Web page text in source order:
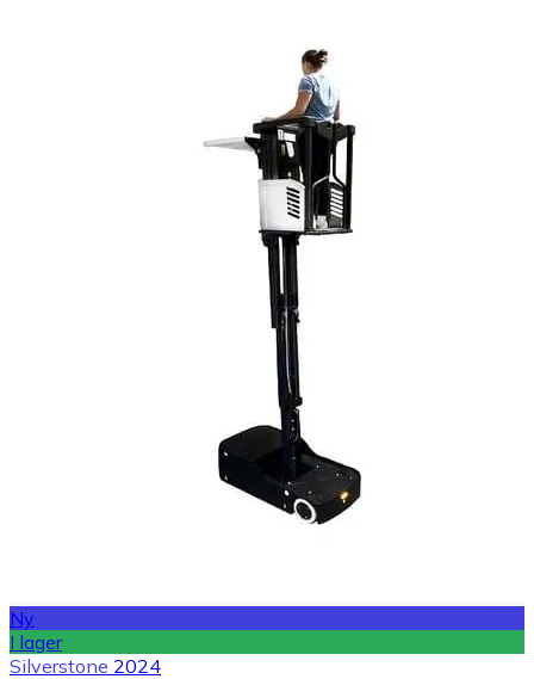
Ny
I lager
Silverstone 2024